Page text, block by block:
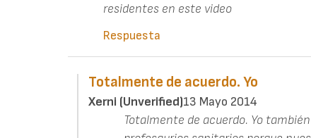
residentes en este video
Respuesta
Totalmente de acuerdo. Yo
Xerni (unverified)13 Mayo 2014
Totalmente de acuerdo. Yo